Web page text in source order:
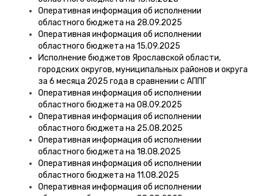
Оперативная информация об исполнении
областного бюджета на 28.09.2025
Оперативная информация об исполнении
областного бюджета на 15.09.2025
Исполнение бюджетов Ярославской области,
городских округов, муниципальных районов и округа
за 6 месяца 2025 года в сравнении с АППГ
Оперативная информация об исполнении
областного бюджета на 08.09.2025
Оперативная информация об исполнении
областного бюджета на 25.08.2025
Оперативная информация об исполнении
областного бюджета на 18.08.2025
Оперативная информация об исполнении
областного бюджета на 11.08.2025
Оперативная информация об исполнении